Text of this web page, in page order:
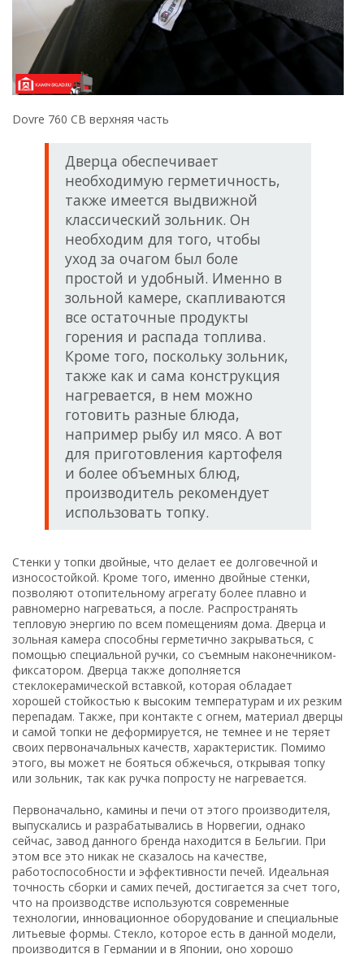
Dovre 760 CB верхняя часть
Дверца обеспечивает
необходимую герметичность,
также имеется выдвижной
классический зольник. Он
необходим для того, чтобы
уход за очагом был боле
простой и удобный. Именно в
зольной камере, скапливаются
все остаточные продукты
горения и распада топлива.
Кроме того, поскольку зольник,
также как и сама конструкция
нагревается, в нем можно
готовить разные блюда,
например рыбу ил мясо. А вот
для приготовления картофеля
и более объемных блюд,
производитель рекомендует
использовать топку.
Стенки у топки двойные, что делает ее долговечной и
износостойкой. Кроме того, именно двойные стенки,
позволяют отопительному агрегату более плавно и
равномерно нагреваться, а после. Распространять
тепловую энергию по всем помещениям дома. Дверца и
зольная камера способны герметично закрываться, с
помощью специальной ручки, со съемным наконечником-
фиксатором. Дверца также дополняется
стеклокерамической вставкой, которая обладает
хорошей стойкостью к высоким температурам и их резким
перепадам. Также, при контакте с огнем, материал дверцы
и самой топки не деформируется, не темнее и не теряет
своих первоначальных качеств, характеристик. Помимо
этого, вы может не бояться обжечься, открывая топку
или зольник, так как ручка попросту не нагревается.
Первоначально, камины и печи от этого производителя,
выпускались и разрабатывались в Норвегии, однако
сейчас, завод данного бренда находится в Бельгии. При
этом все это никак не сказалось на качестве,
работоспособности и эффективности печей. Идеальная
точность сборки и самих печей, достигается за счет того,
что на производстве используются современные
технологии, инновационное оборудование и специальные
литьевые формы. Стекло, которое есть в данной модели,
производится в Германии и в Японии, оно хорошо